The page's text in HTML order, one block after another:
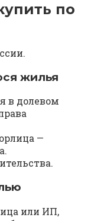
по
жилья
в долевом
—
или ИП,